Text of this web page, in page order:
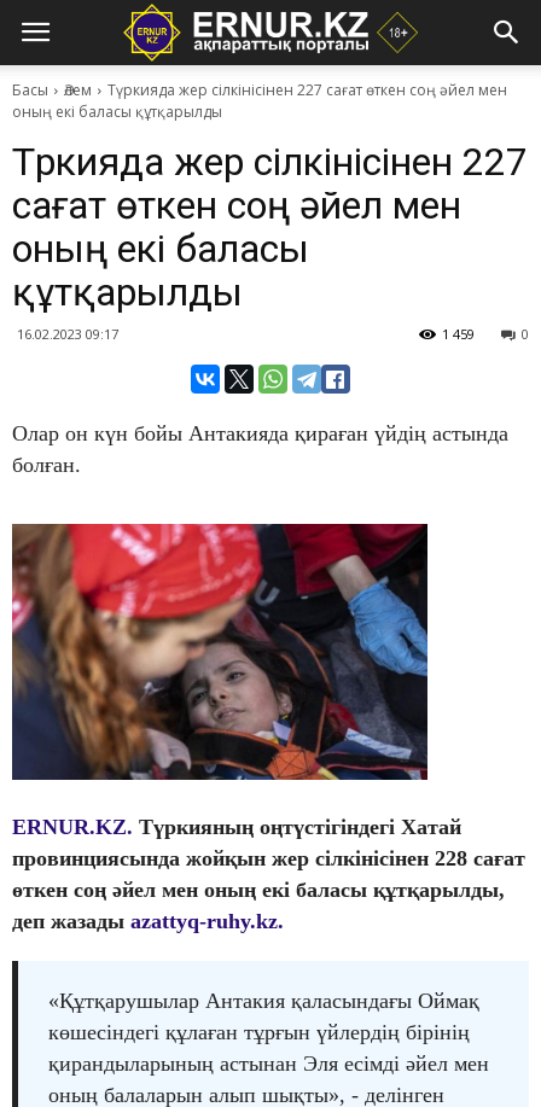
Басы Әлем
Түркияда жер сілкінісінен 227 сағат өткен соң әйел мен
оның екі баласы құтқарылды
Түркияда жер сілкінісінен 227
сағат өткен соң әйел мен
оның екі баласы
құтқарылды
16.02.2023 09:17 0
1 459
Олар он күн бойы Антакияда қираған үйдің астында
болған.
ERNUR.KZ. Түркияның оңтүстігіндегі Хатай
провинциясында жойқын жер сілкінісінен 228 сағат
өткен соң әйел мен оның екі баласы құтқарылды,
деп жазады azattyq-ruhy.kz.
«Құтқарушылар Антакия қаласындағы Оймақ
көшесіндегі құлаған тұрғын үйлердің бірінің
қирандыларының астынан Эля есімді әйел мен
оның балаларын алып шықты», - делінген